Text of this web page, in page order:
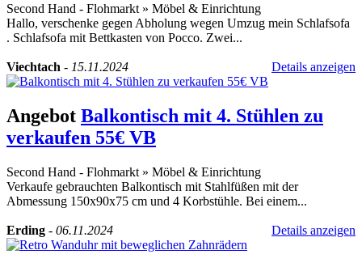
Second Hand - Flohmarkt » Möbel & Einrichtung
Hallo, verschenke gegen Abholung wegen Umzug mein Schlafsofa
. Schlafsofa mit Bettkasten von Pocco. Zwei...
Viechtach - 15.11.2024 Details anzeigen
Angebot Balkontisch mit 4. Stühlen zu
verkaufen 55€ VB
Second Hand - Flohmarkt » Möbel & Einrichtung
Verkaufe gebrauchten Balkontisch mit Stahlfüßen mit der
Abmessung 150x90x75 cm und 4 Korbstühle. Bei einem...
Erding - 06.11.2024 Details anzeigen